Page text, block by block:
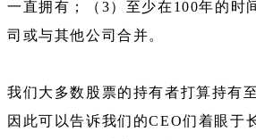
一直拥有；（3）至少在100年的时
司或与其他公司合并。
我们大多数股票的持有者打算持有
因此可以告诉我们的CEO们着眼于